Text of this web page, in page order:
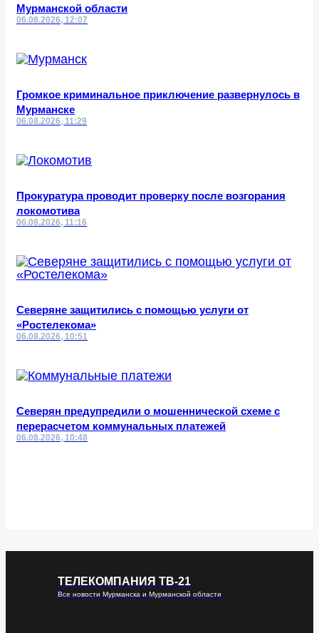
Мурманской области
06.08.2026, 12:07
Громкое криминальное приключение развернулось в
Мурманске
06.08.2026, 11:29
Прокуратура проводит проверку после возгорания
локомотива
06.08.2026, 11:16
Северяне защитились с помощью услуги от
«Ростелекома»
06.08.2026, 10:51
Северян предупредили о мошеннической схеме с
перерасчетом коммунальных платежей
06.08.2026, 10:48
ТЕЛЕКОМПАНИЯ ТВ-21
Все новости Мурманска и Мурманской области